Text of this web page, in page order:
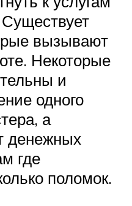
вызывают
Некоторые
и
одного
а
денежных
где
поломок.